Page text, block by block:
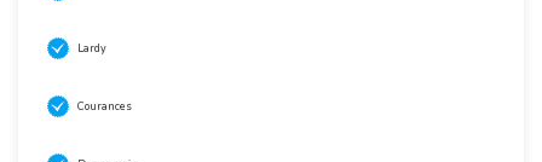
Lardy
Courances